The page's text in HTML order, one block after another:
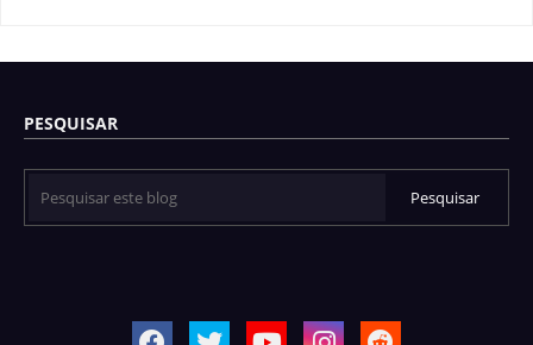
PESQUISAR